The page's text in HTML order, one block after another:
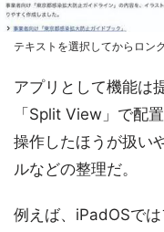
テキストを選択してからロン
アプリとして機能は
「Split View」で配
操作したほうが扱い
ルなどの整理だ。
例えば、iPadOSで